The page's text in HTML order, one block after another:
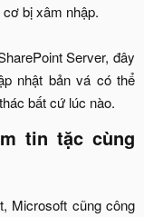
bị xâm nhập.
Server, đây
nhật bản vá có thể
bất cứ lúc nào.​
tin tặc cùng
Microsoft cũng công